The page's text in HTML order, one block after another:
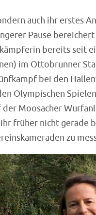
auch ihr erstes
Pause
bereits seit
im Ottobrunner
bei den
Olympischen
Moosacher
früher nicht gerade
zu